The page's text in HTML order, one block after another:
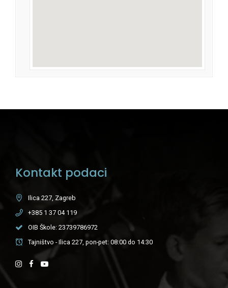
Kontakt podaci
Ilica 227, Zagreb
+385 1 37 04 119
OIB Škole: 23739786972
Tajništvo - Ilica 227, pon-pet: 08:00 do 14:30